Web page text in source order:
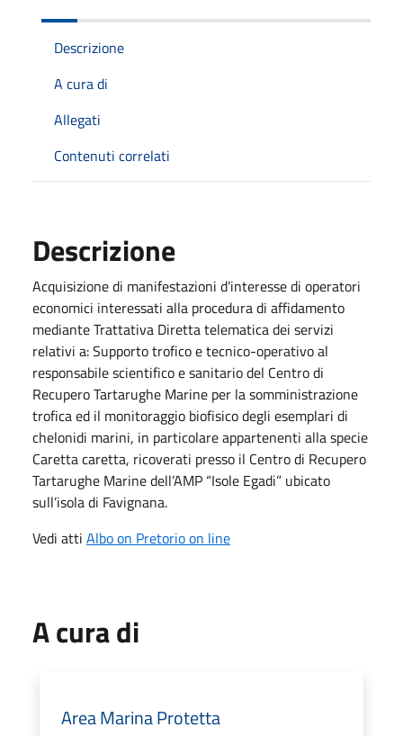
Descrizione
A cura di
Allegati
Contenuti correlati
Descrizione
Acquisizione di manifestazioni d’interesse di operatori
economici interessati alla procedura di affidamento
mediante Trattativa Diretta telematica dei servizi
relativi a: Supporto trofico e tecnico-operativo al
responsabile scientifico e sanitario del Centro di
Recupero Tartarughe Marine per la somministrazione
trofica ed il monitoraggio biofisico degli esemplari di
chelonidi marini, in particolare appartenenti alla specie
Caretta caretta, ricoverati presso il Centro di Recupero
Tartarughe Marine dell’AMP “Isole Egadi” ubicato
sull’isola di Favignana.
Vedi atti Albo on Pretorio on line
A cura di
Area Marina Protetta